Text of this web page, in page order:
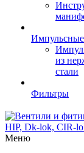
из
стали
Фильтры
Меню